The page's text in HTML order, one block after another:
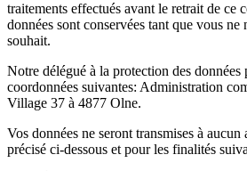
traitements effectués avant le retrait de ce
données sont conservées tant que vous ne
souhait.
Notre délégué à la protection des données
coordonnées suivantes: Administration
Village 37 à 4877 Olne.
Vos données ne seront transmises à aucun
précisé ci-dessous et pour les finalités